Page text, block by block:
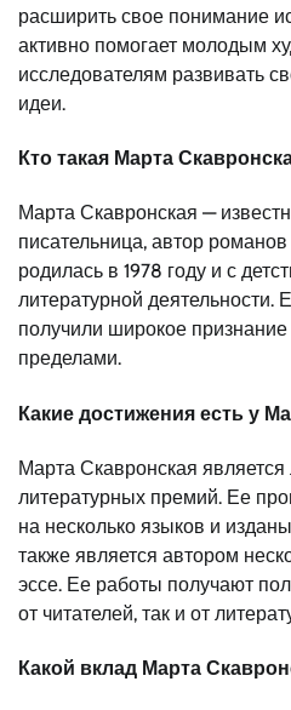
расширить свое понимание
активно помогает молодым
исследователям развивать
идеи.
Кто такая Марта
Марта Скавронская —
писательница, автор
родилась в 1978 году и с
литературной деятельности.
получили широкое признание
пределами.
Какие достижения есть у
Марта Скавронская
литературных премий. Ее
на несколько языков и
также является автором
эссе. Ее работы получают
от читателей, так и от
Какой вклад Марта